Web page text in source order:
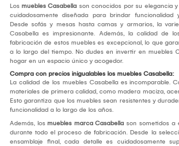
Los muebles Casabella son conocidos por su elegancia
cuidadosamente diseñada para brindar
Desde sofás y mesas hasta camas y armarios, la
Casabella es impresionante. Además, la calidad de
fabricación de estos muebles es excepcional, lo que
a lo largo del tiempo. No dudes en invertir en muebles
hogar en un espacio único y acogedor.
Compra con precios inigualables los muebles Casabella:
La calidad de los muebles Casabella es incomparable.
materiales de primera calidad, como madera maciza,
Esto garantiza que los muebles sean resistentes y
funcionalidad a lo largo de los años.
Además, los muebles marca Casabella son sometidos a
durante todo el proceso de fabricación. Desde la
ensamblaje final, cada detalle es cuidadosamente